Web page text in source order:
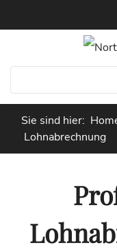
Sie sind hier:
Lohnabrechnung